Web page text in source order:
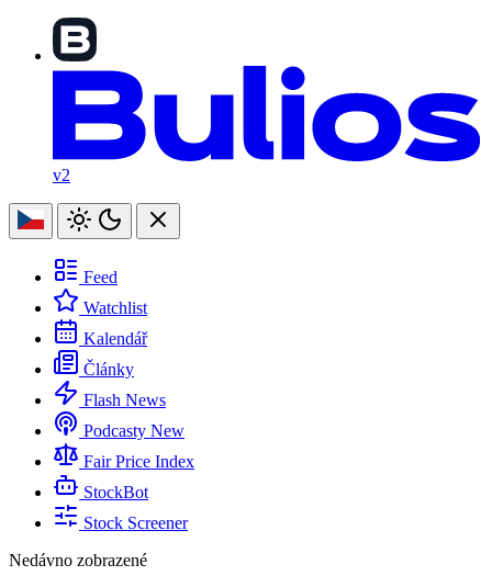
v2
Feed
Watchlist
Kalendář
Články
Flash News
Podcasty New
Fair Price Index
StockBot
Stock Screener
Nedávno zobrazené